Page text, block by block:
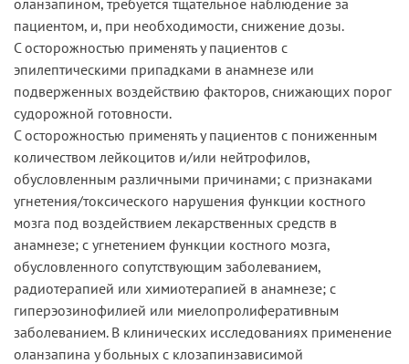
пациентом, и, при необходимости, снижение дозы.
С осторожностью применять у пациентов с
эпилептическими припадками в анамнезе или
подверженных воздействию факторов, снижающих порог
судорожной готовности.
С осторожностью применять у пациентов с пониженным
количеством лейкоцитов и/или нейтрофилов,
обусловленным различными причинами; с признаками
угнетения/токсического нарушения функции костного
мозга под воздействием лекарственных средств в
анамнезе; с угнетением функции костного мозга,
обусловленного сопутствующим заболеванием,
радиотерапией или химиотерапией в анамнезе; с
гиперэозинофилией или миелопролиферативным
заболеванием. В клинических исследованиях применение
оланзапина у больных с клозапинзависимой